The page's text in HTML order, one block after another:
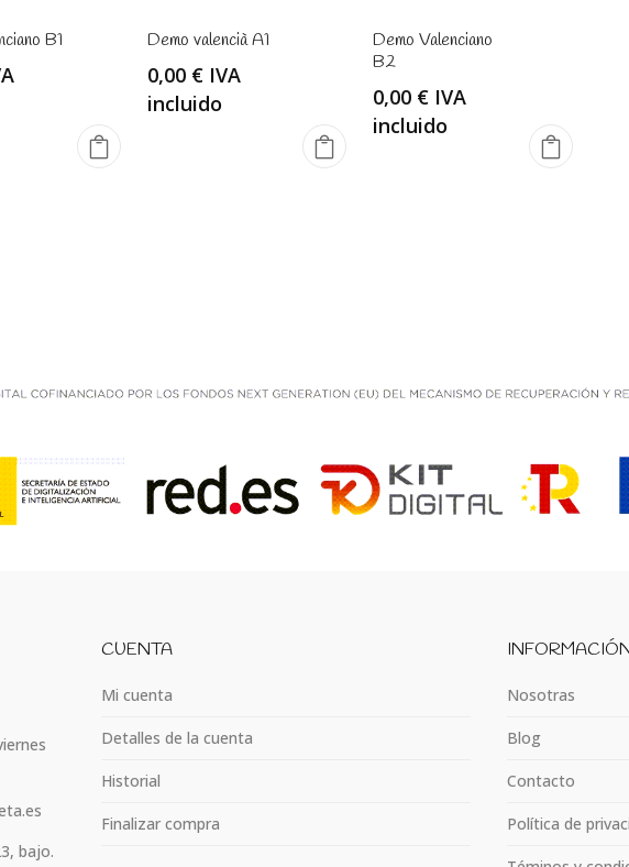
B1 Demo valencià A1
0,00 € IVA
incluido
Demo Valenciano
B2
0,00 € IVA
incluido
bajo.
CUENTA
Mi cuenta
Detalles de la cuenta
Historial
Finalizar compra
Nosotras
Blog
Contacto
Política de